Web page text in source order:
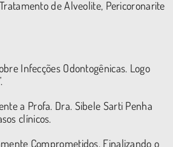
de Alveolite, Pericoronarite
Infecções Odontogênicas. Logo
a Profa. Dra. Sibele Sarti Penha
clínicos.
Comprometidos. Finalizando o